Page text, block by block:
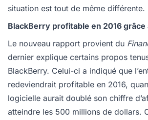
situation est tout de même différente.
BlackBerry profitable en 2016 grâce
Le nouveau rapport provient du
dernier explique certains propos
BlackBerry. Celui-ci a indiqué que
redeviendrait profitable en 2016,
logicielle aurait doublé son chiffre
atteindre les 500 millions de dollars.